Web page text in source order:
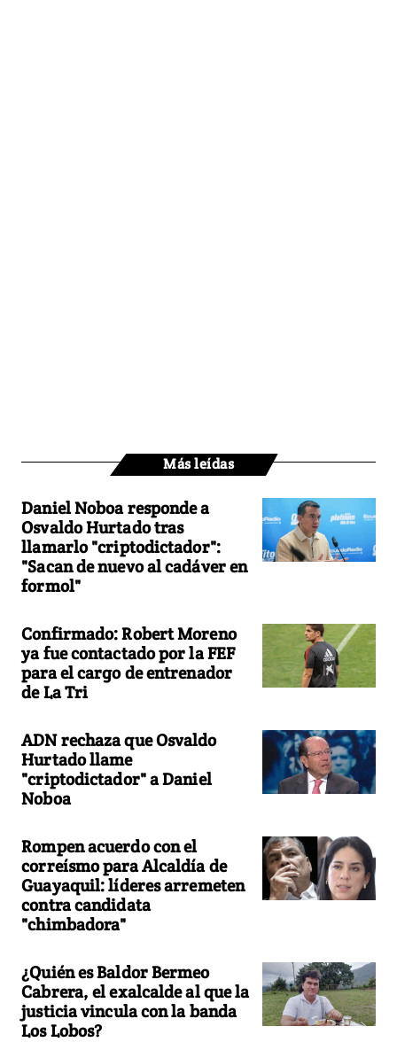
Más leídas
Daniel Noboa responde a
Osvaldo Hurtado tras
llamarlo "criptodictador":
"Sacan de nuevo al cadáver en
formol"
Confirmado: Robert Moreno
ya fue contactado por la FEF
para el cargo de entrenador
de La Tri
ADN rechaza que Osvaldo
Hurtado llame
"criptodictador" a Daniel
Noboa
Rompen acuerdo con el
correísmo para Alcaldía de
Guayaquil: líderes arremeten
contra candidata
"chimbadora"
¿Quién es Baldor Bermeo
Cabrera, el exalcalde al que la
justicia vincula con la banda
Los Lobos?